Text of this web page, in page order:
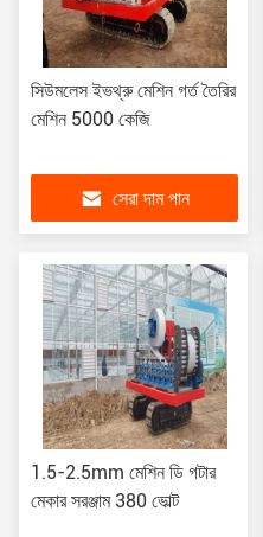
সিউমলেস ইভথ্রু মেশিন গর্ত তৈরির
মেশিন 5000 কেজি
সেরা দাম পান
1.5-2.5mm মেশিন ডি গটার
মেকার সরঞ্জাম 380 ভোল্ট